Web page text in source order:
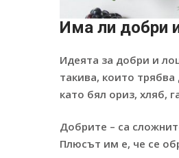
Има ли добри
Идеята за добри и
такива, които
като бял ориз, хляб,
Добрите – са
Плюсът им е, че се